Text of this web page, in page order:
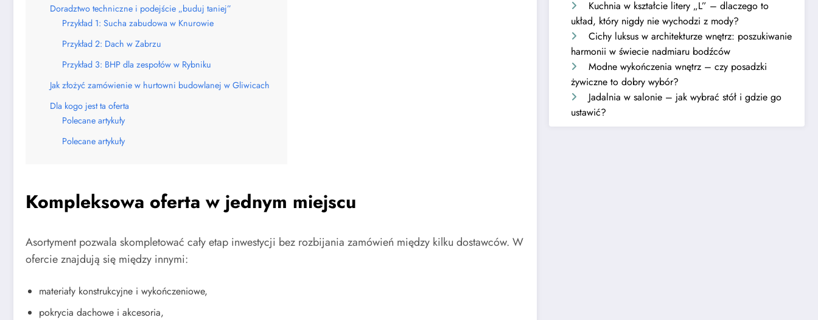
Doradztwo techniczne i podejście „buduj taniej”
Przykład 1: Sucha zabudowa w Knurowie
Przykład 2: Dach w Zabrzu
Przykład 3: BHP dla zespołów w Rybniku
Jak złożyć zamówienie w hurtowni budowlanej w Gliwicach
Dla kogo jest ta oferta
Polecane artykuły
Polecane artykuły
Kompleksowa oferta w jednym miejscu
Asortyment pozwala skompletować cały etap inwestycji bez rozbijania zamówień między kilku dostawców. W
ofercie znajdują się między innymi:
materiały konstrukcyjne i wykończeniowe,
pokrycia dachowe i akcesoria,
Kuchnia w kształcie litery „L” – dlaczego to
układ, który nigdy nie wychodzi z mody?
Cichy luksus w architekturze wnętrz: poszukiwanie
harmonii w świecie nadmiaru bodźców
Modne wykończenia wnętrz – czy posadzki
żywiczne to dobry wybór?
Jadalnia w salonie – jak wybrać stół i gdzie go
ustawić?